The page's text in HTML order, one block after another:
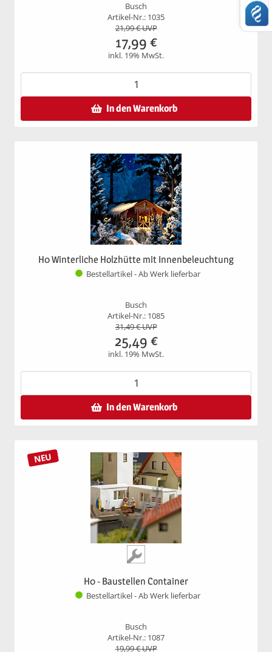
Busch
Artikel-Nr.: 1035
21,99€ UVP
17,99 €
inkl. 19% MwSt.
In den Warenkorb
H0 Winterliche Holzhütte mit Innenbeleuchtung
Bestellartikel - Ab Werk lieferbar
Busch
Artikel-Nr.: 1085
31,49€ UVP
25,49 €
inkl. 19% MwSt.
In den Warenkorb
NEU
H0 - Baustellen Container
Bestellartikel - Ab Werk lieferbar
Busch
Artikel-Nr.: 1087
19,99€ UVP